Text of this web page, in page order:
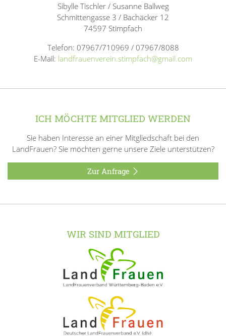
Sibylle Tischler / Susanne Ballweg
Schmittengasse 3 / Bachäcker 12
74597 Stimpfach
Telefon: 07967/710969 / 07967/8088
E-Mail: landfrauenverein.stimpfach@gmail.com
ICH MÖCHTE MITGLIED WERDEN
Sie haben Interesse an einer Mitgliedschaft bei den
LandFrauen? Sie möchten gerne unsere Ziele unterstützen?
Zur Anfrage
WIR SIND MITGLIED